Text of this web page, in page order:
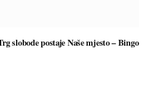
slobode postaje Naše mjesto – Bingo